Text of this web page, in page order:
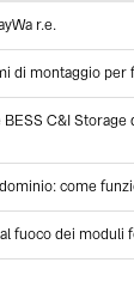
r.e.
di montaggio
BESS C&I
come
fuoco dei moduli